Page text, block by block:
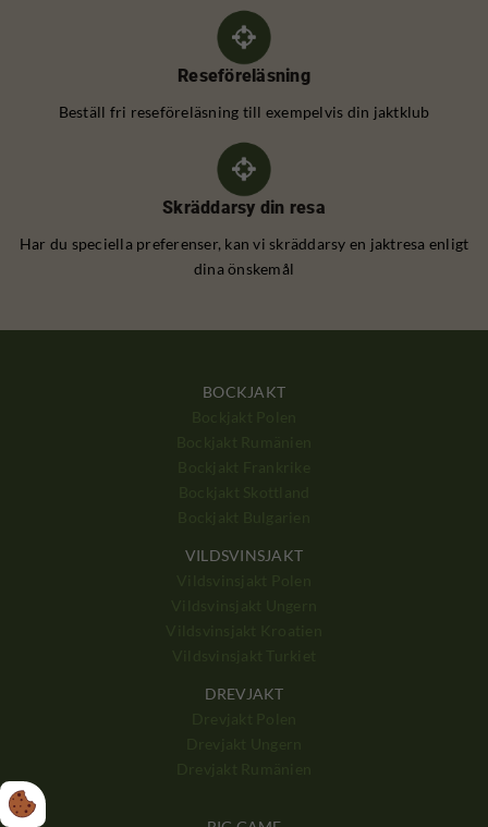
Reseföreläsning
Beställ fri reseföreläsning till exempelvis din jaktklub
Skräddarsy din resa
Har du speciella preferenser, kan vi skräddarsy en jaktresa enligt
dina önskemål
BOCKJAKT
VILDSVINSJAKT
DREVJAKT